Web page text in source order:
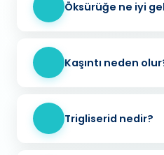
Öksürüğe ne iyi
Kaşıntı neden
Trigliserid nedir?